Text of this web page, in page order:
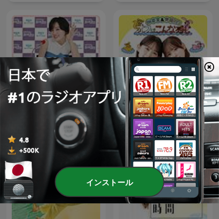
伊原六花のMBSヤングタウ
ン
畑芽育&齊藤なぎさ「オフは
こんな感じ」
インストール